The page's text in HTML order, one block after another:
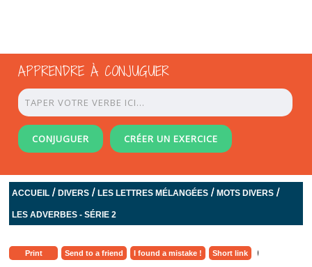
APPRENDRE À CONJUGUER
CONJUGUER CRÉER UN EXERCICE
ACCUEIL /DIVERS /LES LETTRES MÉLANGÉES /MOTS DIVERS /
LES ADVERBES - SÉRIE 2
Print Send to a friend I found a mistake ! Short link